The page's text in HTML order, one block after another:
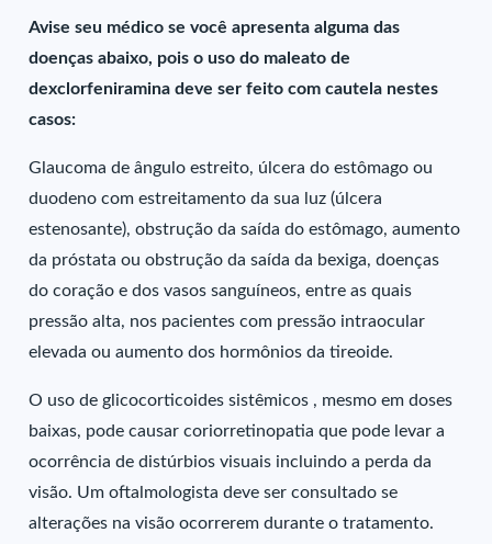
Avise seu médico se você apresenta alguma das
doenças abaixo, pois o uso do maleato de
dexclorfeniramina deve ser feito com cautela nestes
casos:
Glaucoma de ângulo estreito, úlcera do estômago ou
duodeno com estreitamento da sua luz (úlcera
estenosante), obstrução da saída do estômago, aumento
da próstata ou obstrução da saída da bexiga, doenças
do coração e dos vasos sanguíneos, entre as quais
pressão alta, nos pacientes com pressão intraocular
elevada ou aumento dos hormônios da tireoide.
O uso de glicocorticoides sistêmicos , mesmo em doses
baixas, pode causar coriorretinopatia que pode levar a
ocorrência de distúrbios visuais incluindo a perda da
visão. Um oftalmologista deve ser consultado se
alterações na visão ocorrerem durante o tratamento.